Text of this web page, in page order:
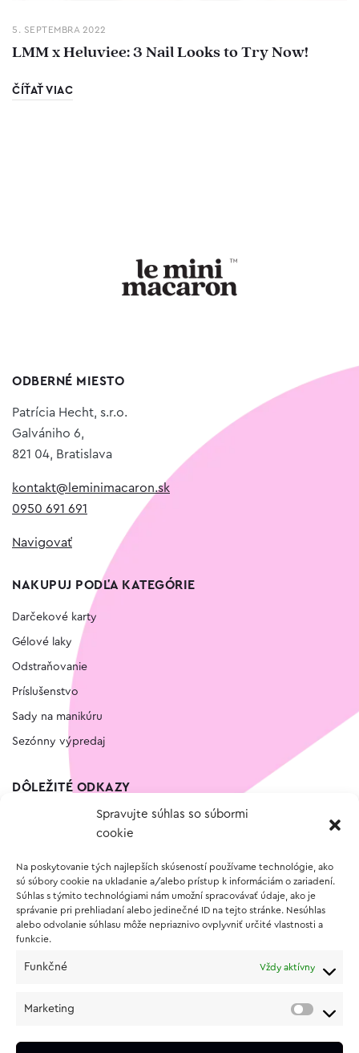
Spravujte súhlas so súbormi
cookie
Na poskytovanie tých najlepších skúseností používame technológie, ako
sú súbory cookie na ukladanie a/alebo prístup k informáciám o zariadení.
Súhlas s týmito technológiami nám umožní spracovávať údaje, ako je
správanie pri prehliadaní alebo jedinečné ID na tejto stránke. Nesúhlas
alebo odvolanie súhlasu môže nepriaznivo ovplyvniť určité vlastnosti a
funkcie.
Funkčné Vždy aktívny
Marketing
5. SEPTEMBRA 2022
LMM x Heluviee: 3 Nail Looks to Try Now!
ČÍŤAŤ VIAC
ODBERNÉ MIESTO
Patrícia Hecht, s.r.o.
Galvániho 6,
821 04, Bratislava
kontakt@leminimacaron.sk
0950 691 691
Navigovať
NAKUPUJ PODĽA KATEGÓRIE
Darčekové karty
Gélové laky
Odstraňovanie
Príslušenstvo
Sady na manikúru
Sezónny výpredaj
DÔLEŽITÉ ODKAZY
Vernostný program
O NÁKUPE
Vrátenie a reklamácia tovaru